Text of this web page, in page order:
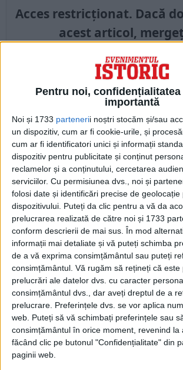
Pentru noi, confidențialitatea
importantă
Noi și 1733 partenerii noștri stocăm și/sau
un dispozitiv, cum ar fi cookie-urile, și
cum ar fi identificatori unici și informații
dispozitiv pentru publicitate și conținut
reclamelor și a conținutului, cercetarea
serviciilor. Cu permisiunea dvs., noi și
folosi date și identificări precise de geolocație
dispozitivului. Puteți da clic pentru a vă da
prelucrarea realizată de către noi și 1733
conform descrierii de mai sus. În mod
informații mai detaliate și vă puteți schimba
de a vă exprima consimțământul sau puteți
consimțământul. Vă rugăm să rețineți că este
prelucrări ale datelor dvs. cu caracter
consimțământul dvs., dar aveți dreptul de a
prelucrare. Preferințele dvs. se vor aplica
web. Puteți să vă schimbați preferințele sau
consimțământul în orice moment, revenind la
făcând clic pe butonul "Confidențialitate" din
paginii web.
Acces restricționat. Dacă
acest articol,
Iulie 2021
Din ultima ediție ...
Regina României
Carol al II-lea și acțiunile sale
România Mare
Afaceri oneroase care au
modernă: Strousberg și
ETICHETE:
PUBLICAT IN CATEGORIILE: IULIE 2021
DISTRIBUIE ȘTIREA: FACEBOOK |TWITTER
DACĂ VA PLAC MATERIALELE PUBLICATE, VA
ȘI PE PAGINA NOASTRĂ DE FACEBOOK
RECOMANDARI PENTRU TINE